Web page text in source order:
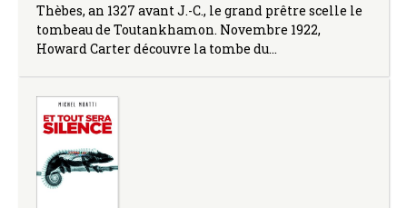
Thèbes, an 1327 avant J.-C., le grand prêtre scelle le
tombeau de Toutankhamon. Novembre 1922,
Howard Carter découvre la tombe du…